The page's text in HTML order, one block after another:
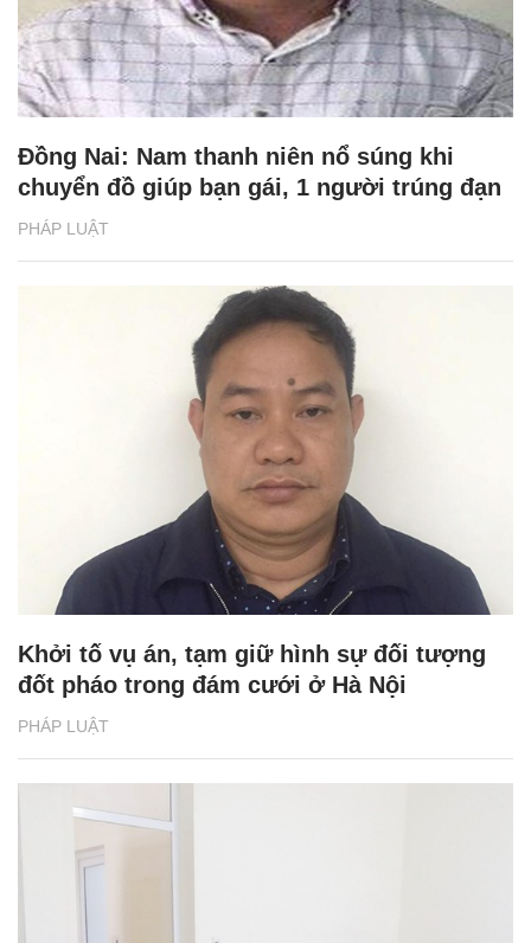
PHÁP LUẬT
Đồng Nai: Nam thanh niên nổ súng khi
chuyển đồ giúp bạn gái, 1 người trúng đạn
PHÁP LUẬT
Khởi tố vụ án, tạm giữ hình sự đối tượng
đốt pháo trong đám cưới ở Hà Nội